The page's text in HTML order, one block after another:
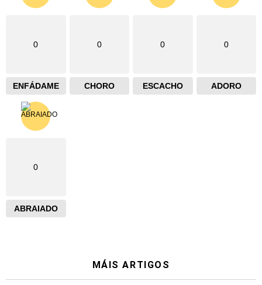
0
ENFÁDAME
0
CHORO
0
ESCACHO
0
ADORO
0
ABRAIADO
MÁIS ARTIGOS